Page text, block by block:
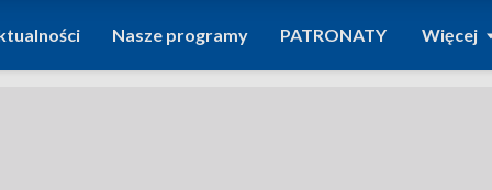
Nasze programy PATRONATY Więcej